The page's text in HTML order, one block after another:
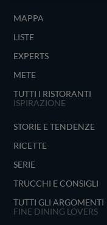
MAPPA
LISTE
EXPERTS
METE
TUTTI I RISTORANTI
ISPIRAZIONE
STORIE E TENDENZE
RICETTE
SERIE
TRUCCHI E CONSIGLI
TUTTI GLI ARGOMENTI
FINE DINING LOVERS